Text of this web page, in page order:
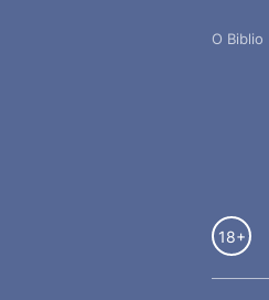
О Biblio
18+